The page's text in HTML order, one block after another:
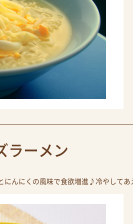
ラーメン
にんにくの風味で食欲増進♪冷やしてあ